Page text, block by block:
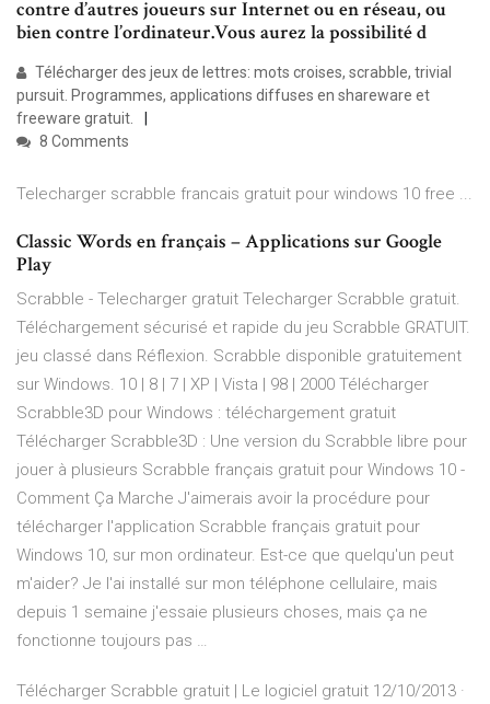
contre d’autres joueurs sur Internet ou en réseau, ou
bien contre l’ordinateur.Vous aurez la possibilité d
Télécharger des jeux de lettres: mots croises, scrabble, trivial
pursuit. Programmes, applications diffuses en shareware et
freeware gratuit.
8 Comments
Telecharger scrabble francais gratuit pour windows 10 free ...
Classic Words en français – Applications sur Google
Play
Scrabble - Telecharger gratuit Telecharger Scrabble gratuit.
Téléchargement sécurisé et rapide du jeu Scrabble GRATUIT.
jeu classé dans Réflexion. Scrabble disponible gratuitement
sur Windows. 10 | 8 | 7 | XP | Vista | 98 | 2000 Télécharger
Scrabble3D pour Windows : téléchargement gratuit
Télécharger Scrabble3D : Une version du Scrabble libre pour
jouer à plusieurs Scrabble français gratuit pour Windows 10 -
Comment Ça Marche J'aimerais avoir la procédure pour
télécharger l'application Scrabble français gratuit pour
Windows 10, sur mon ordinateur. Est-ce que quelqu'un peut
m'aider? Je l'ai installé sur mon téléphone cellulaire, mais
depuis 1 semaine j'essaie plusieurs choses, mais ça ne
fonctionne toujours pas …
Télécharger Scrabble gratuit | Le logiciel gratuit 12/10/2013 ·